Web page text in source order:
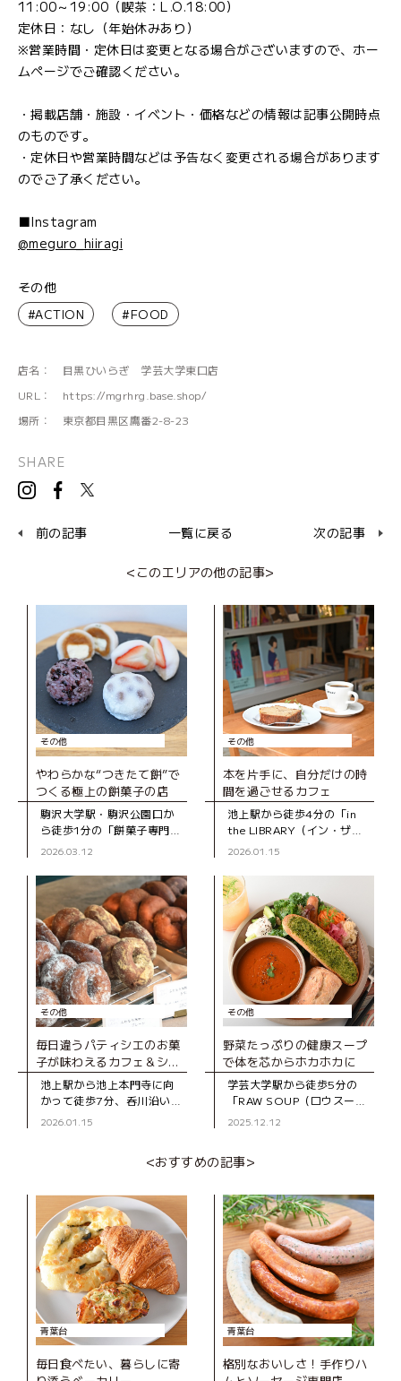
11:00～19:00（喫茶：L.O.18:00）
定休日：なし（年始休みあり）
※営業時間・定休日は変更となる場合がございますので、ホー
ムページでご確認ください。
・掲載店舗・施設・イベント・価格などの情報は記事公開時点
のものです。
・定休日や営業時間などは予告なく変更される場合があります
のでご了承ください。
■Instagram
@meguro_hiiragi
その他
#ACTION #FOOD
店名：
目黒ひいらぎ 学芸大学東口店
URL：
https://mgrhrg.base.shop/
場所：
東京都目黒区鷹番2-8-23
SHARE
前の記事 一覧に戻る 次の記事
<このエリアの他の記事>
その他
やわらかな“つきたて餅”で
つくる極上の餅菓子の店
駒沢大学駅・駒沢公園口か
ら徒歩1分の「餅菓子専門
KIKYOYA ORII（キキョウ
オープンした和菓子店で
す。 この店を手がける
2026.03.12
その他
本を片手に、自分だけの時
間を過ごせるカフェ
池上駅から徒歩4分の「in
the LIBRARY（イン・ザ・
ライブラリー）」は、2024
ートな図書室”のようなブッ
クカフェ。店内に並
2026.01.15
その他
毎日違うパティシエのお菓
子が味わえるカフェ＆ショ
ップ
池上駅から池上本門寺に向
かって徒歩7分、呑川沿いに
たたずむ一軒家の「ノミガ
をコンセプトに、日によっ
2026.01.15
その他
野菜たっぷりの健康スープ
で体を芯からホカホカに
学芸大学駅から徒歩5分の
「RAW SOUP（ロウスー
プ）学芸大学」。 “心身の
にオープンしたスープカフ
2025.12.12
<おすすめの記事>
青葉台
毎日食べたい、暮らしに寄
青葉台
格別なおいしさ！手作りハ